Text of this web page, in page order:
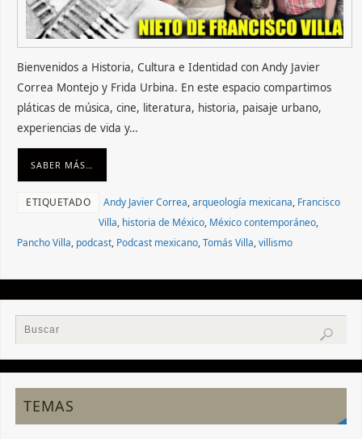
Bienvenidos a Historia, Cultura e Identidad con Andy Javier
Correa Montejo y Frida Urbina. En este espacio compartimos
pláticas de música, cine, literatura, historia, paisaje urbano,
experiencias de vida y…
SABER MÁS…
ETIQUETADO Andy Javier Correa,arqueología mexicana, Francisco
Villa, historia de México, México contemporáneo,
Pancho Villa, podcast, Podcast mexicano,Tomás Villa,villismo
TEMAS